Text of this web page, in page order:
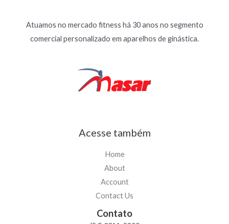
Atuamos no mercado fitness há 30 anos no segmento
comercial personalizado em aparelhos de ginástica.
Acesse também
Home
About
Account
Contact Us
Contato